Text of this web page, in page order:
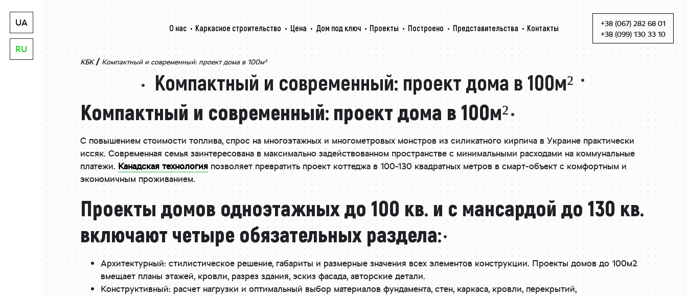
UA
RU
О нас Каркасное строительство Цена Дом под ключ Проекты Построено Представительства Контакты Skip to content
+38 (067) 282 68 01
+38 (099) 130 33 10
КБК / Компактный и современный: проект дома в 100м²
Компактный и современный: проект дома в 100м²
Компактный и современный: проект дома в 100м²
С повышением стоимости топлива, спрос на многоэтажных и многометровых монстров из силикатного кирпича в Украине практически
иссяк. Современная семья заинтересована в максимально задействованном пространстве с минимальными расходами на коммунальные
платежи. Канадская технология позволяет превратить проект коттеджа в 100-130 квадратных метров в смарт-объект с комфортным и
экономичным проживанием.
Проекты домов одноэтажных до 100 кв. и с мансардой до 130 кв.
включают четыре обязательных раздела:
Архитектурный: стилистическое решение, габариты и размерные значения всех элементов конструкции. Проекты домов до 100м2
вмещает планы этажей, кровли, разрез здания, эскиз фасада, авторские детали.
Конструктивный: расчет нагрузки и оптимальный выбор материалов фундамента, стен, каркаса, кровли, перекрытий,